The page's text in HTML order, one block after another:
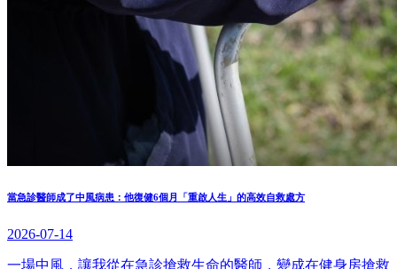
當急診醫師成了中風病患：他復健6個月「重啟人生」的高效自救處方
2026-07-14
一場中風，讓我從在急診搶救生命的醫師，變成在健身房搶救